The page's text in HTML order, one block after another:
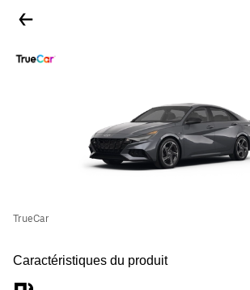
TrueCar
Caractéristiques du produit